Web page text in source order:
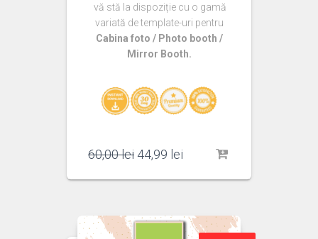
vă stă la dispoziție cu o gamă
variată de template-uri pentru
Cabina foto / Photo booth /
Mirror Booth.
60,00lei Prețul
a
60,00 lei.
44,99 lei
este: